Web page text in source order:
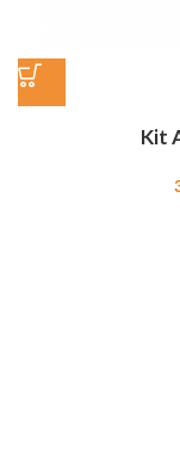
Kit